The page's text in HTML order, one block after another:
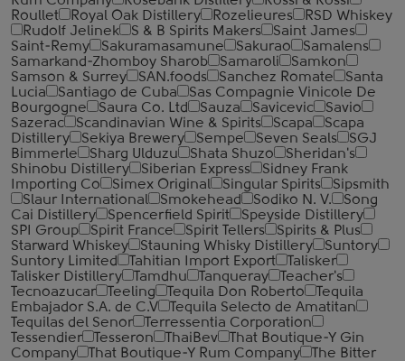
Roullet
Royal Oak Distillery Rozelieures
RSD Whiskey
Rudolf Jelinek
S & B Spirits Makers
Saint James
Saint-Remy
Sakuramasamune Sakurao
Samalens
Samarkand-Zhomboy Sharob
Samaroli
Samkon
Samson & Surrey
SAN.foods Sanchez Romate
Santa
Lucia
Santiago de Cuba
Sas Compagnie Vinicole De
Bourgogne
Saura Co. Ltd Sauza Savicevic
Savio
Sazerac
Scandinavian Wine & Spirits Scapa
Scapa
Distillery
Sekiya Brewery Sempe Seven Seals
SGJ
Bimmerle
Sharg Ulduzu Shata Shuzo
Sheridan's
Shinobu Distillery
Siberian Express
Sidney Frank
Importing Co
Simex Original Singular Spirits
Sipsmith
Slaur International
Smokehead Sodiko N. V.
Song
Cai Distillery
Spencerfield Spirit
Speyside Distillery
SPI Group
Spirit France Spirit Tellers
Spirits & Plus
Starward Whiskey
Stauning Whisky Distillery
Suntory
Suntory Limited
Tahitian Import Export
Talisker
Talisker Distillery
Tamdhu Tanqueray
Teacher's
Tecnoazucar
Teeling Tequila Don Roberto
Tequila
Embajador S.A. de C.V
Tequila Selecto de Amatitan
Tequilas del Senor
Terressentia Corporation
Tessendier
Tesseron ThaiBev
That Boutique-Y Gin
Company
That Boutique-Y Rum Company
The Bitter